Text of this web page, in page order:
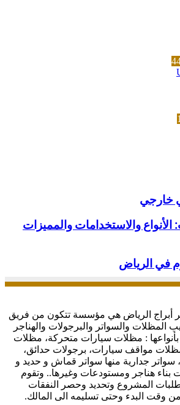
خارجي
الأنواع والاستخدامات والمميزات
في الرياض
الرياض هي مؤسسة تتكون من فريق
والسواتر والبرجولات والهناجر
بأنواعها : مظلات سيارات متحركة، مظلات
مواقف سيارات، برجولات حدائق،
جدارية منها سواتر قماش و حديد و
هناجر ومستودعات وغيرها.. وتقوم
المشروع وتحديد وحصر النفقات
وقت البدء وحتى تسليمه الى المالك.